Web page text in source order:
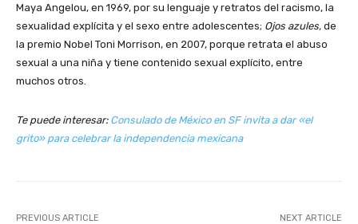
Maya Angelou, en 1969, por su lenguaje y retratos del racismo, la
sexualidad explícita y el sexo entre adolescentes; Ojos azules, de
la premio Nobel Toni Morrison, en 2007, porque retrata el abuso
sexual a una niña y tiene contenido sexual explícito, entre
muchos otros.
Te puede interesar: Consulado de México en SF invita a dar «el
grito» para celebrar la independencia mexicana
PREVIOUS ARTICLE NEXT ARTICLE